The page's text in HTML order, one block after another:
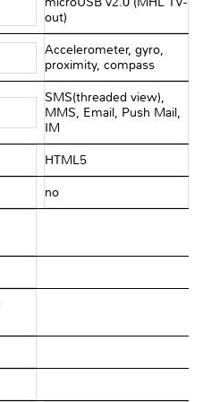
out)
Accelerometer, gyro,
proximity, compass
SMS(threaded view),
MMS, Email, Push Mail,
IM
HTML5
no